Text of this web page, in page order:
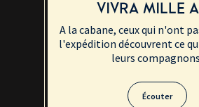
VIVRA MILLE
A la cabane, ceux qui n'ont
l'expédition découvrent ce
leurs
Écouter